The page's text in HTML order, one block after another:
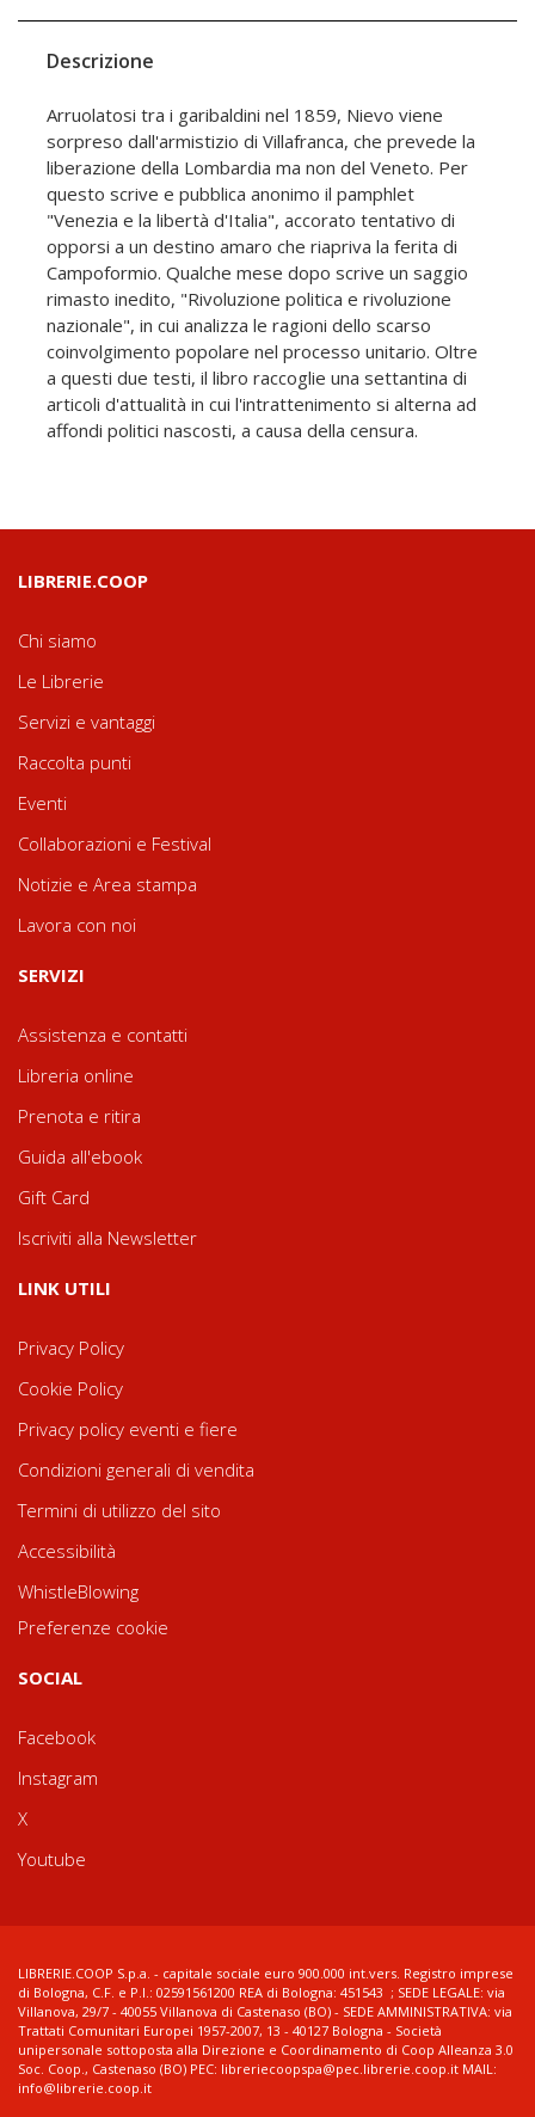
Descrizione
Arruolatosi tra i garibaldini nel 1859, Nievo viene
sorpreso dall'armistizio di Villafranca, che prevede la
liberazione della Lombardia ma non del Veneto. Per
questo scrive e pubblica anonimo il pamphlet
"Venezia e la libertà d'Italia", accorato tentativo di
opporsi a un destino amaro che riapriva la ferita di
Campoformio. Qualche mese dopo scrive un saggio
rimasto inedito, "Rivoluzione politica e rivoluzione
nazionale", in cui analizza le ragioni dello scarso
coinvolgimento popolare nel processo unitario. Oltre
a questi due testi, il libro raccoglie una settantina di
articoli d'attualità in cui l'intrattenimento si alterna ad
affondi politici nascosti, a causa della censura.
LIBRERIE.COOP
Chi siamo
Le Librerie
Servizi e vantaggi
Raccolta punti
Eventi
Collaborazioni e Festival
Notizie e Area stampa
Lavora con noi
SERVIZI
Assistenza e contatti
Libreria online
Prenota e ritira
Guida all'ebook
Gift Card
Iscriviti alla Newsletter
LINK UTILI
Privacy Policy
Cookie Policy
Privacy policy eventi e fiere
Condizioni generali di vendita
Termini di utilizzo del sito
Accessibilità
WhistleBlowing
Preferenze cookie
SOCIAL
Facebook
Instagram
X
Youtube
LIBRERIE.COOP S.p.a. - capitale sociale euro 900.000 int.vers. Registro imprese
di Bologna, C.F. e P.I.: 02591561200 REA di Bologna: 451543 ; SEDE LEGALE: via
Villanova, 29/7 - 40055 Villanova di Castenaso (BO) - SEDE AMMINISTRATIVA: via
Trattati Comunitari Europei 1957-2007, 13 - 40127 Bologna - Società
unipersonale sottoposta alla Direzione e Coordinamento di Coop Alleanza 3.0
Soc. Coop., Castenaso (BO) PEC: libreriecoopspa@pec.librerie.coop.it MAIL:
info@librerie.coop.it